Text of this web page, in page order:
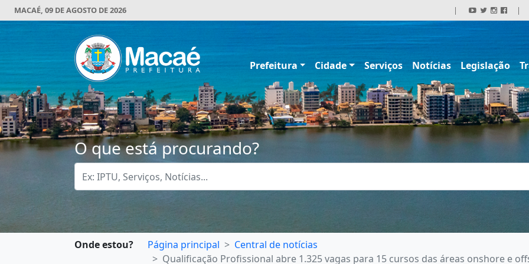
MACAÉ, 09 DE AGOSTO DE 2026 | |
Prefeitura Cidade Serviços Notícias Legislação
O que está procurando?
Onde estou? Página principal
Central de notícias
Qualificação Profissional abre 1.325 vagas para 15 cursos das áreas onshore e